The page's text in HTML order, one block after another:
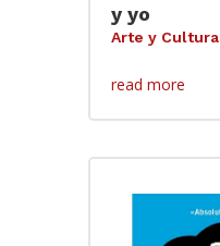
y yo
Arte y Cultura
read more